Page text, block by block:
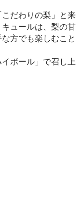
だわりの梨」と来
ュールは、梨の甘
方でも楽しむこと
イボール」で召し上